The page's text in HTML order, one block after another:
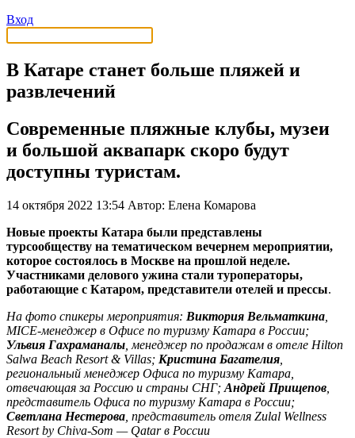
Вход
В Катаре станет больше пляжей и
развлечений
Современные пляжные клубы, музеи
и большой аквапарк скоро будут
доступны туристам.
14 октября 2022 13:54 Автор: Елена Комарова
Новые проекты Катара были представлены
турсообществу на тематическом вечернем мероприятии,
которое состоялось в Москве на прошлой неделе.
Участниками делового ужина стали туроператоры,
работающие с Катаром, представители отелей и прессы.
На фото спикеры мероприятия: Виктория Вельматкина
MICE-менеджер в Офисе по туризму Катара в России;
Ульвия Гахраманалы , менеджер по продажам в отеле Hilton
Salwa Beach Resort & Villas; Кристина Багателия
региональный менеджер Офиса по туризму Катара,
отвечающая за Россию и страны СНГ; Андрей Прищепов
представитель Офиса по туризму Катара в России;
Светлана Нестерова , представитель отеля Zulal Wellness
Resort by Chiva-Som — Qatar в России